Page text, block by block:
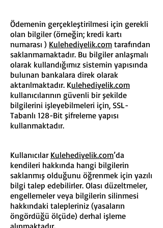
Ödemenin gerçekleştirilmesi için gerekli
olan bilgiler (örneğin; kredi kartı
numarası ) Kulehediyelik.com tarafından
saklanmamaktadır. Bu bilgiler anlaşmalı
olarak kullandığımız sistemin yapısında
bulunan bankalara direk olarak
aktarılmaktadır. Kulehediyelik.com
kullanıcılarının güvenli bir şekilde
bilgilerini işleyebilmeleri için, SSL-
Tabanlı 128-Bit şifreleme yapısı
kullanmaktadır.
Kullanıcılar Kulehediyelik.com’da
kendileri hakkında hangi bilgilerin
saklanmış olduğunu öğrenmek için yazılı
bilgi talep edebilirler. Olası düzeltmeler,
engellemeler veya bilgilerin silinmesi
hakkındaki talepleriniz (yasaların
öngördüğü ölçüde) derhal işleme
alınmaktadır.